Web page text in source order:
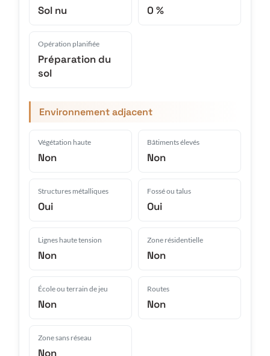
Sol nu 0 %
Opération planifiée
Préparation du
sol
Environnement adjacent
Végétation haute
Non
Bâtiments élevés
Non
Structures métalliques
Oui
Fossé ou talus
Oui
Lignes haute tension
Non
Zone résidentielle
Non
École ou terrain de jeu
Non
Routes
Non
Zone sans réseau
Non